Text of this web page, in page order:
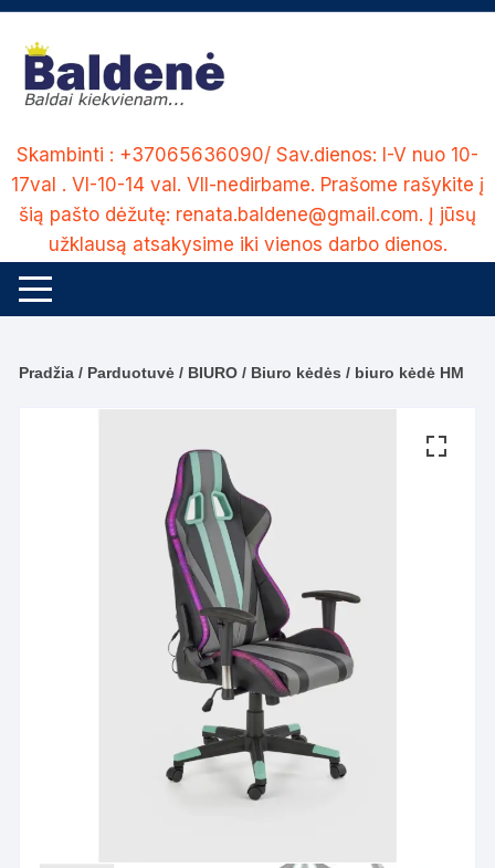
Skip
content
Skambinti : +37065636090/ Sav.dienos: I-V nuo 10-
17val . VI-10-14 val. VII-nedirbame. Prašome rašykite į
šią pašto dėžutę: renata.baldene@gmail.com. Į jūsų
užklausą atsakysime iki vienos darbo dienos.
Pradžia / Parduotuvė / BIURO / Biuro kėdės / biuro kėdė HM